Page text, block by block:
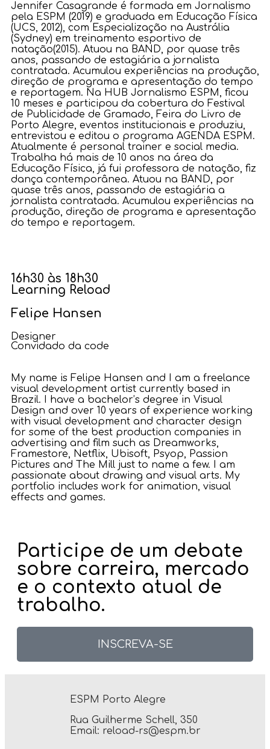
Jennifer Casagrande é formada em Jornalismo
pela ESPM (2019) e graduada em Educação Física
(UCS, 2012), com Especialização na Austrália
(Sydney) em treinamento esportivo de
natação(2015). Atuou na BAND, por quase três
anos, passando de estagiária a jornalista
contratada. Acumulou experiências na produção,
direção de programa e apresentação do tempo
e reportagem. Na HUB Jornalismo ESPM, ficou
10 meses e participou da cobertura do Festival
de Publicidade de Gramado, Feira do Livro de
Porto Alegre, eventos institucionais e produziu,
entrevistou e editou o programa AGENDA ESPM.
Atualmente é personal trainer e social media.
Trabalha há mais de 10 anos na área da
Educação Física, já fui professora de natação, fiz
dança contemporânea. Atuou na BAND, por
quase três anos, passando de estagiária a
jornalista contratada. Acumulou experiências na
produção, direção de programa e apresentação
do tempo e reportagem.
16h30 às 18h30
Learning Reload
Felipe Hansen
Designer
Convidado da code
My name is Felipe Hansen and I am a freelance
visual development artist currently based in
Brazil. I have a bachelor’s degree in Visual
Design and over 10 years of experience working
with visual development and character design
for some of the best production companies in
advertising and film such as Dreamworks,
Framestore, Netflix, Ubisoft, Psyop, Passion
Pictures and The Mill just to name a few. I am
passionate about drawing and visual arts. My
portfolio includes work for animation, visual
effects and games.
Participe de um debate
sobre carreira, mercado
e o contexto atual de
trabalho.
INSCREVA-SE
ESPM Porto Alegre
Rua Guilherme Schell, 350
Email: reload-rs@espm.br